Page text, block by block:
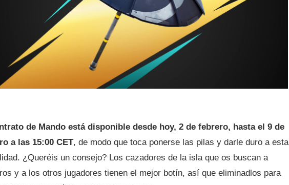
de Mando está disponible desde hoy, 2 de febrero, hasta el 9 de
a las 15:00 CET, de modo que toca ponerse las pilas y darle duro a esta
¿Queréis un consejo? Los cazadores de la isla que os buscan a
y a los otros jugadores tienen el mejor botín, así que eliminadlos para